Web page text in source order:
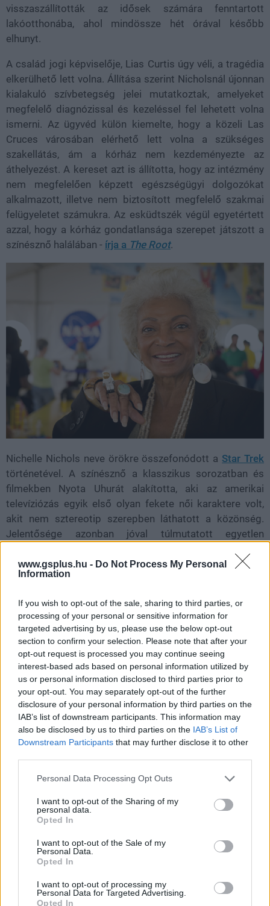
www.gsplus.hu - Do Not Process My Personal
Information
If you wish to opt-out of the sale, sharing to third parties, or
processing of your personal or sensitive information for
targeted advertising by us, please use the below opt-out
section to confirm your selection. Please note that after your
opt-out request is processed you may continue seeing
interest-based ads based on personal information utilized by
us or personal information disclosed to third parties prior to
your opt-out. You may separately opt-out of the further
disclosure of your personal information by third parties on the
IAB’s list of downstream participants. This information may
also be disclosed by us to third parties on the IAB’s List of
Downstream Participants that may further disclose it to other
Please note that this website/app uses one or more Google
not limited to your visit or usage behaviour. You may click to
grant or deny consent to Google and its third-party tags to
use your data for below specified purposes in below Google
consent section.
Personal Data Processing Opt Outs
I want to opt-out of the Sharing of my
personal data.
Opted In
I want to opt-out of the Sale of my
Personal Data.
Opted In
I want to opt-out of processing my
Personal Data for Targeted Advertising.
Opted In
visszaszállították az idősek számára fenntartott
lakóotthonába, ahol mindössze hét órával később
elhunyt.
A család jogi képviselője, Lias Curtis úgy véli, a tragédia
elkerülhető lett volna. Állítása szerint Nicholsnál újonnan
kialakuló szívbetegség jelei mutatkoztak, amelyeket
megfelelő diagnózissal és kezeléssel fel lehetett volna
ismerni. Az ügyvéd külön kiemelte, hogy a közeli Las
Cruces városában elérhető lett volna a szükséges
szakellátás, ám a kórház nem kezdeményezte az
áthelyezést. A kereset azt is állította, hogy az intézmény
nem megfelelően képzett egészségügyi dolgozókat
alkalmazott, illetve nem biztosított megfelelő szakmai
felügyeletet számukra. Az esküdtszék végül egyetértett
azzal, hogy a kórház gondatlansága szerepet játszott a
színésznő halálában - írja a The Root.
Nichelle Nichols neve örökre összefonódott a Star Trek
történetével. A színésznő a klasszikus sorozatban és
filmekben Nyota Uhurát alakította, aki az amerikai
televíziózás egyik első olyan fekete női karaktere volt,
akit nem sztereotip szerepben láthatott a közönség.
Jelentősége azonban jóval túlmutatott egyetlen
generációk számára jelentett inspirációt, és olyan
kulturális hatást gyakorolt, amely a mai napig érezhető.
elhagyja a sorozatot, maga Martin Luther King Jr. győzte
meg arról, hogy maradjon, mert példaképként rendkívül
fontos szerepet tölt be az amerikai társadalomban.
Nichols emellett énekesként és táncosként is sikeres
karriert futott be, több albumot jelentetett meg, valamint
olyan jazzlegendákkal turnézott, mint Duke Ellington és
Lionel Hampton. Munkásságát csillag őrzi a Hollywoodi
Hírességek Sétányán is.
Talán még ennél is fontosabb volt azonban az a
Women in Motion szervezeten keresztül évtizedeken át
űrprogramba. Közreműködésével olyan úttörő űrhajósok
kerültek a NASA kötelékébe, mint Sally Ride, az első
amerikai nő az űrben, vagy Guion Bluford, az első
afroamerikai űrhajós.